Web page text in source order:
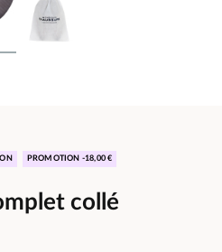
PROMOTION -18,00 €
collé